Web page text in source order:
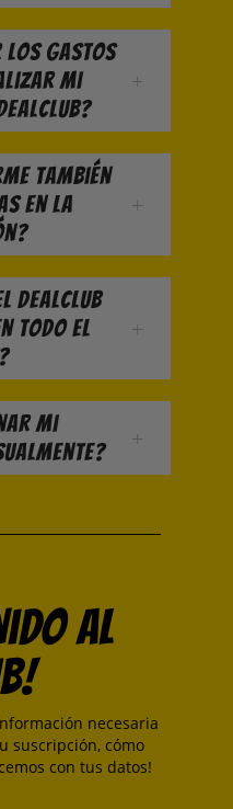
los gastos
mi
también
en la
DealClub
todo el
mi
al
necesaria
suscripción, cómo
con tus datos!